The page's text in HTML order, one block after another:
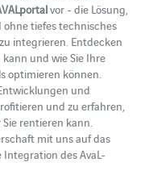
vor - die Lösung,
tiefes technisches
integrieren. Entdecken
und wie Sie Ihre
optimieren können.
und
und zu erfahren,
rentieren kann.
mit uns auf das
des AvaL-